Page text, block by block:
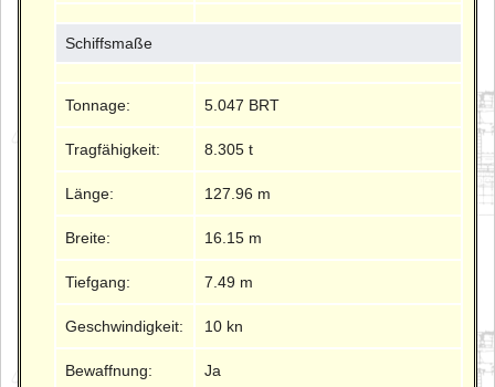
Schiffsmaße
Tonnage: 5.047 BRT
Tragfähigkeit: 8.305 t
Länge: 127.96 m
Breite: 16.15 m
Tiefgang: 7.49 m
Geschwindigkeit: 10 kn
Bewaffnung: Ja